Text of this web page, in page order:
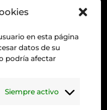
en esta página
datos de su
podría afectar
Siempre activo